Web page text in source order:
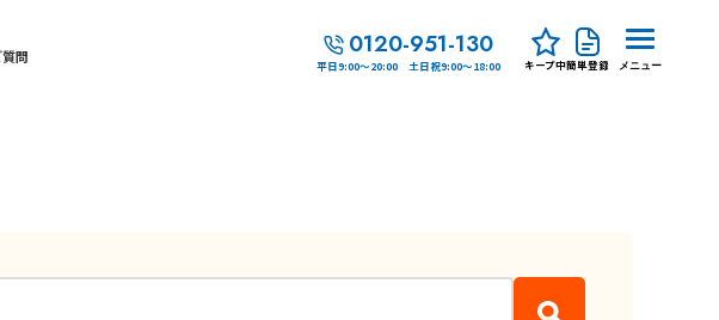
問 0120-951-130
平日9:00～20:00 土日祝9:00～18:00 キープ中簡単登録 メニュー